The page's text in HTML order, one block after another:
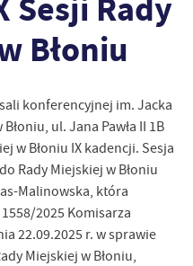
Sesji Rady
Błoniu
konferencyjnej im. Jacka
ul. Jana Pawła II 1B
w Błoniu IX kadencji. Sesja
Rady Miejskiej w Błoniu
Malinowska, która
2025 Komisarza
22.09.2025 r. w sprawie
Miejskiej w Błoniu,
bez zakłóceń.
stronie internetowej
Ciebie ustawień oraz
Ci większy komfort
strony poprzez dopasowanie
Wyrażenie zgody na
gwarantuje
stronie.
rozwijać się i
informacji w zakresie